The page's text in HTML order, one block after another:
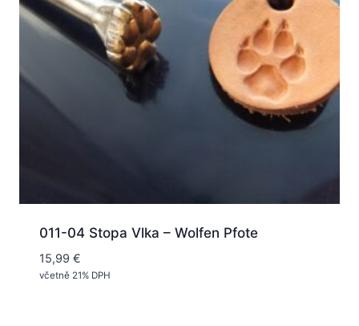
011-04 Stopa Vlka – Wolfen Pfote
15,99 €
včetně 21% DPH